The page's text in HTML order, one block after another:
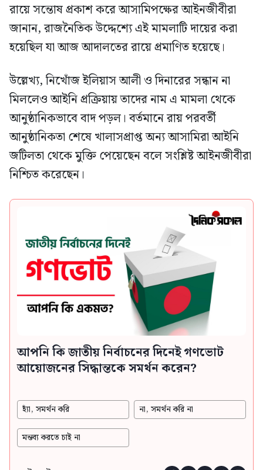
রায়ে সন্তোষ প্রকাশ করে আসামিপক্ষের আইনজীবীরা
জানান, রাজনৈতিক উদ্দেশ্যে এই মামলাটি দায়ের করা
হয়েছিল যা আজ আদালতের রায়ে প্রমাণিত হয়েছে।
উল্লেখ্য, নিখোঁজ ইলিয়াস আলী ও দিনারের সন্ধান না
মিললেও আইনি প্রক্রিয়ায় তাদের নাম এ মামলা থেকে
আনুষ্ঠানিকভাবে বাদ পড়ল। বর্তমানে রায় পরবর্তী
আনুষ্ঠানিকতা শেষে খালাসপ্রাপ্ত অন্য আসামিরা আইনি
জটিলতা থেকে মুক্তি পেয়েছেন বলে সংশ্লিষ্ট আইনজীবীরা
নিশ্চিত করেছেন।
আপনি কি জাতীয় নির্বাচনের দিনেই গণভোট
আয়োজনের সিদ্ধান্তকে সমর্থন করেন?
হ্যাঁ, সমর্থন করি না, সমর্থন করি না
মন্তব্য করতে চাই না